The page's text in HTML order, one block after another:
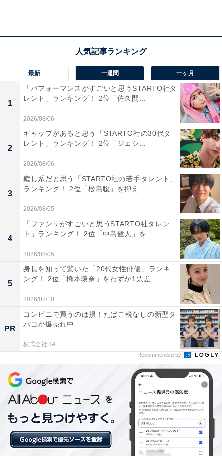
り回すのが凄かったので見ていて羨ましい役柄だなと思
ったからです（32歳男性）」など、石原さん演じる紗絵
子の役どころに“うらやましい”という声が殺到しまし
た！
第1位『花より男子』（2005年／松本潤出演）
第1位は、2005年に放送された『花より男子』（TBS
系）でした。財閥の御曹司・道明寺司役として松本潤さ
んが出演。その相手役でありヒロインとして、井上真央
さんが主人公・牧野つくし役を務めました。
回答者からは「きつい目にも合うけれど、ヒロインを囲
むイケメンたちF4が格好良すぎたので（63歳女性）」
「松本潤、小栗旬、松田翔太と男性俳優陣が恐ろしいほ
ど豪華だから（38歳男性）」など、豪華なキャスティン
グも話題になった、作中のイケメン集団“F4”への憧れの
最新 一週間 一ヶ月
1
「パフォーマンスがすごいと思うSTARTO社タ
レント」ランキング！ 2位「佐久間...
2026/08/06
2
ギャップがあると思う「STARTO社の30代タ
レント」ランキング！ 2位「ジェシ...
2026/08/06
3
癒し系だと思う「STARTO社の若手タレント」
ランキング！ 2位「松島聡」を抑え...
2026/08/05
4
「ファンサがすごいと思うSTARTO社タレン
ト」ランキング！ 2位「中島健人」を...
2026/08/05
5
身長を知って驚いた「20代女性俳優」ランキ
ング！ 2位「橋本環奈」をわずか1票差...
2026/07/10
PR
コンビニで買うのは損！たばこ税なしの新型タ
バコが爆売れ中
株式会社HAL
Recommended by